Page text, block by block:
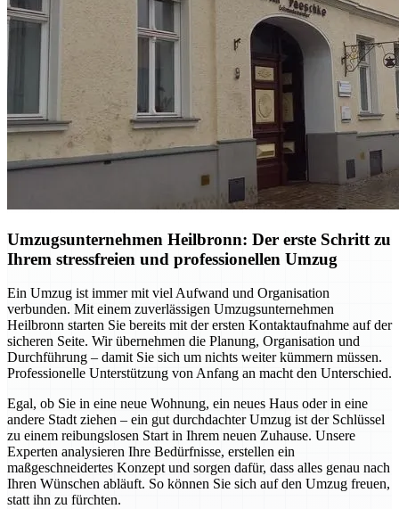
Umzugsunternehmen Heilbronn: Der erste Schritt zu
Ihrem stressfreien und professionellen Umzug
Ein Umzug ist immer mit viel Aufwand und Organisation
verbunden. Mit einem zuverlässigen Umzugsunternehmen
Heilbronn starten Sie bereits mit der ersten Kontaktaufnahme auf der
sicheren Seite. Wir übernehmen die Planung, Organisation und
Durchführung – damit Sie sich um nichts weiter kümmern müssen.
Professionelle Unterstützung von Anfang an macht den Unterschied.
Egal, ob Sie in eine neue Wohnung, ein neues Haus oder in eine
andere Stadt ziehen – ein gut durchdachter Umzug ist der Schlüssel
zu einem reibungslosen Start in Ihrem neuen Zuhause. Unsere
Experten analysieren Ihre Bedürfnisse, erstellen ein
maßgeschneidertes Konzept und sorgen dafür, dass alles genau nach
Ihren Wünschen abläuft. So können Sie sich auf den Umzug freuen,
statt ihn zu fürchten.